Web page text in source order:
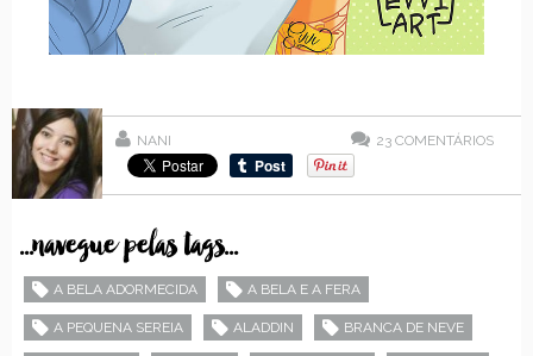
NANI 23 COMENTÁRIOS
...navegue pelas tags...
A BELA ADORMECIDA A BELA E A FERA
A PEQUENA SEREIA ALADDIN BRANCA DE NEVE